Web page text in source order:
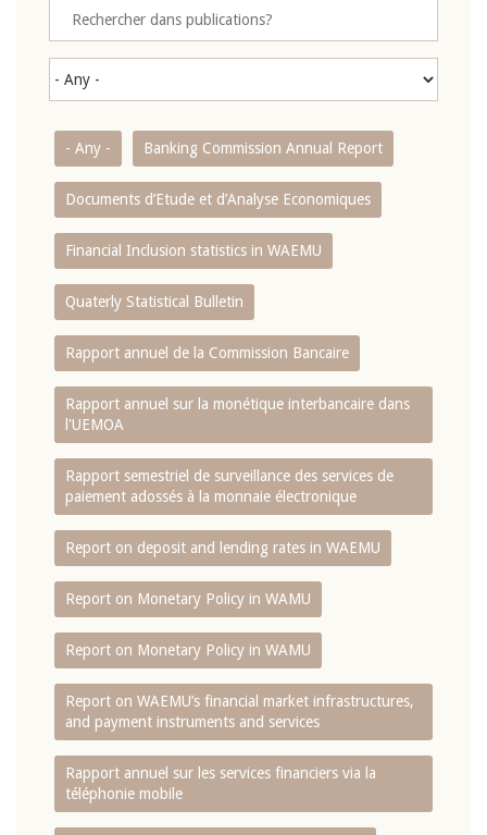
- Any - Banking Commission Annual Report
Documents d’Etude et d’Analyse Economiques
Financial Inclusion statistics in WAEMU
Quaterly Statistical Bulletin
Rapport annuel de la Commission Bancaire
Rapport annuel sur la monétique interbancaire dans
l'UEMOA
Rapport semestriel de surveillance des services de
paiement adossés à la monnaie électronique
Report on deposit and lending rates in WAEMU
Report on Monetary Policy in WAMU
Report on Monetary Policy in WAMU
Report on WAEMU’s financial market infrastructures,
and payment instruments and services
Rapport annuel sur les services financiers via la
téléphonie mobile